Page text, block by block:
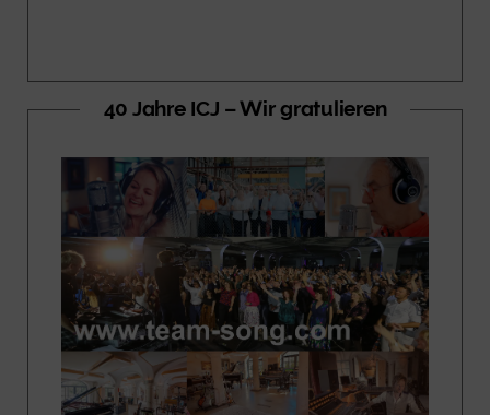
40 Jahre ICJ – Wir gratulieren